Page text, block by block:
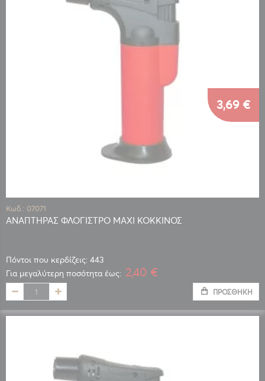
Κωδ.: 07071
ΑΝΑΠΤΗΡΑΣ ΦΛΟΓΙΣΤΡΟ MAXI ΚΟΚΚΙΝΟΣ
Πόντοι που κερδίζεις: 443
3,69 €
Για μεγαλύτερη ποσότητα έως: 2,40 €
ΠΡΟΣΘΉΚΗ